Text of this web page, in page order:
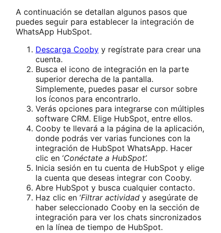
A continuación se detallan algunos pasos que
puedes seguir para establecer la integración de
WhatsApp HubSpot.
Descarga Cooby y regístrate para crear una
cuenta.
Busca el icono de integración en la parte
superior derecha de la pantalla.
Simplemente, puedes pasar el cursor sobre
los íconos para encontrarlo.
Verás opciones para integrarse con múltiples
software CRM. Elige HubSpot, entre ellos.
Cooby te llevará a la página de la aplicación,
donde podrás ver varias funciones con la
integración de HubSpot WhatsApp. Hacer
clic en ‘Conéctate a HubSpot’.
Inicia sesión en tu cuenta de HubSpot y elige
la cuenta que deseas integrar con Cooby.
Abre HubSpot y busca cualquier contacto.
Haz clic en ‘Filtrar actividad y asegúrate de
haber seleccionado Cooby en la sección de
integración para ver los chats sincronizados
en la línea de tiempo de HubSpot.